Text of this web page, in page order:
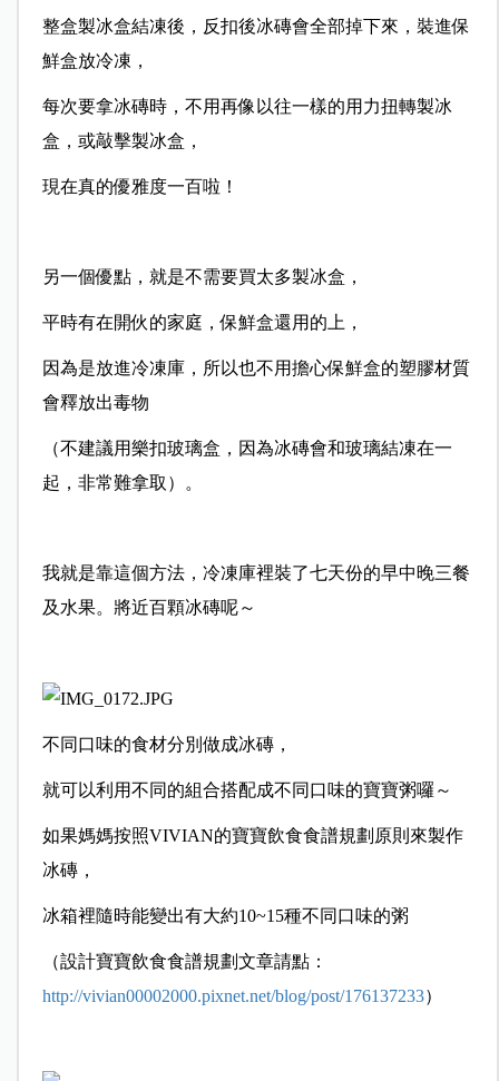
整盒製冰盒結凍後，反扣後冰磚會全部掉下來，裝進保
鮮盒放冷凍，
每次要拿冰磚時，不用再像以往一樣的用力扭轉製冰
盒，或敲擊製冰盒，
現在真的優雅度一百啦！
另一個優點，就是不需要買太多製冰盒，
平時有在開伙的家庭，保鮮盒還用的上，
因為是放進冷凍庫，所以也不用擔心保鮮盒的塑膠材質
會釋放出毒物
（不建議用樂扣玻璃盒，因為冰磚會和玻璃結凍在一
起，非常難拿取）。
我就是靠這個方法，冷凍庫裡裝了七天份的早中晚三餐
及水果。將近百顆冰磚呢～
不同口味的食材分別做成冰磚，
就可以利用不同的組合搭配成不同口味的寶寶粥囉～
如果媽媽按照VIVIAN的寶寶飲食食譜規劃原則來製作
冰磚，
冰箱裡隨時能變出有大約10~15種不同口味的粥
（設計寶寶飲食食譜規劃文章請點：
http://vivian00002000.pixnet.net/blog/post/176137233）